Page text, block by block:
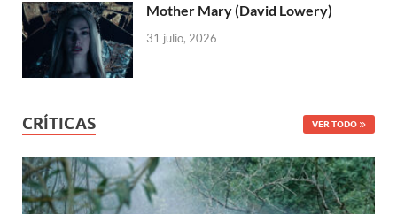
Mother Mary (David Lowery)
31 julio, 2026
CRÍTICAS VER TODO